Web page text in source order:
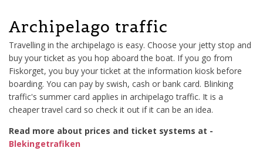
Archipelago traffic
Travelling in the archipelago is easy. Choose your jetty stop and
buy your ticket as you hop aboard the boat. If you go from
Fiskorget, you buy your ticket at the information kiosk before
boarding. You can pay by swish, cash or bank card. Blinking
traffic's summer card applies in archipelago traffic. It is a
cheaper travel card so check it out if it can be an idea.
Read more about prices and ticket systems at -
Blekingetrafiken